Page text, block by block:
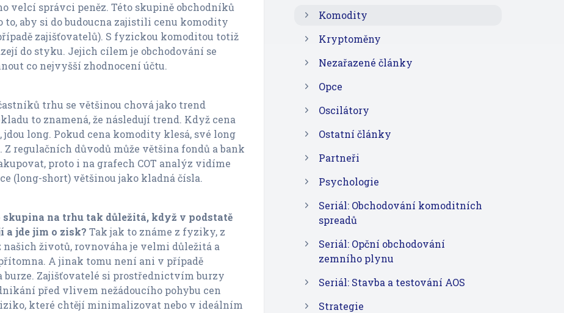
velcí správci peněz. Této skupině obchodníků
to, aby si do budoucna zajistili cenu komodity
zajišťovatelů). S fyzickou komoditou totiž
do styku. Jejich cílem je obchodování se
co nejvyšší zhodnocení účtu.
trhu se většinou chová jako trend
to znamená, že následují trend. Když cena
long. Pokud cena komodity klesá, své long
Z regulačních důvodů může většina fondů a bank
proto i na grafech COT analýz vidíme
(long-short) většinou jako kladná čísla.
skupina na trhu tak důležitá, když v podstatě
a jde jim o zisk? Tak jak to známe z fyziky, z
našich životů, rovnováha je velmi důležitá a
A jinak tomu není ani v případě
burze. Zajišťovatelé si prostřednictvím burzy
před vlivem nežádoucího pohybu cen
které chtějí minimalizovat nebo v ideálním
Komodity
Kryptoměny
Nezařazené články
Opce
Oscilátory
Ostatní články
Partneři
Psychologie
Seriál: Obchodování komoditních
spreadů
Seriál: Opční obchodování
zemního plynu
Seriál: Stavba a testování AOS
Strategie